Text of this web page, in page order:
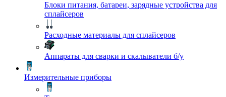
Блоки питания, батареи, зарядные устройства для
сплайсеров
Расходные материалы для сплайсеров
Аппараты для сварки и скалыватели б/у
Измерительные приборы